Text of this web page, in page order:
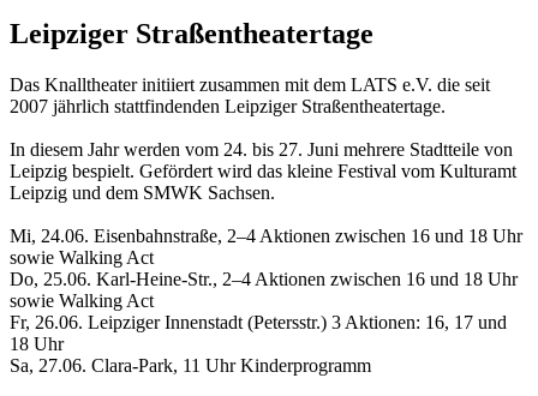
Leipziger Straßentheatertage
Das Knalltheater initiiert zusammen mit dem LATS e.V. die seit
2007 jährlich stattfindenden Leipziger Straßentheatertage.
In diesem Jahr werden vom 24. bis 27. Juni mehrere Stadtteile von
Leipzig bespielt. Gefördert wird das kleine Festival vom Kulturamt
Leipzig und dem SMWK Sachsen.
Mi, 24.06. Eisenbahnstraße, 2–4 Aktionen zwischen 16 und 18 Uhr
sowie Walking Act
Do, 25.06. Karl-Heine-Str., 2–4 Aktionen zwischen 16 und 18 Uhr
sowie Walking Act
Fr, 26.06. Leipziger Innenstadt (Petersstr.) 3 Aktionen: 16, 17 und
18 Uhr
Sa, 27.06. Clara-Park, 11 Uhr Kinderprogramm